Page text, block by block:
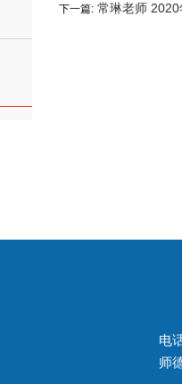
下一篇: 常琳老师
电
师